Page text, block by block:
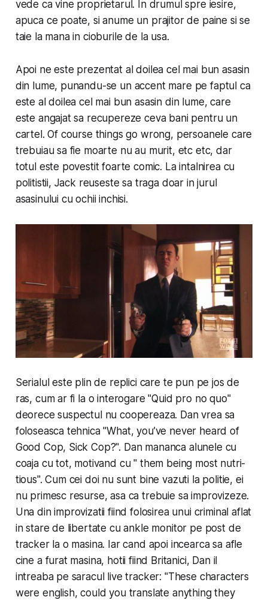
vede ca vine pro­pri­etarul. In drumul spre iesire,
apuca ce poate, si anume un prajitor de paine si se
taie la mana in cioburile de la usa.
Apoi ne este prezentat al doilea cel mai bun asasin
din lume, punandu-se un accent mare pe faptul ca
este al doilea cel mai bun asasin din lume, care
este angajat sa recupereze ceva bani pentru un
cartel. Of course things go wrong, persoanele care
trebuiau sa fie moarte nu au murit, etc etc, dar
totul este povestit foarte comic. La intalnirea cu
politistii, Jack reuseste sa traga doar in jurul
asasinului cu ochii inchisi.
Serialul este plin de replici care te pun pe jos de
ras, cum ar fi la o interogare "Quid pro no quo"
deorece suspectul nu coopereaza. Dan vrea sa
foloseasca tehnica "What, you’ve never heard of
Good Cop, Sick Cop?". Dan mananca alunele cu
coaja cu tot, motivand cu " them being most nu­tri­
tious". Cum cei doi nu sunt bine vazuti la politie, ei
nu primesc resurse, asa ca trebuie sa im­provizeze.
Una din im­proviza­tii fiind folosirea unui criminal aflat
in stare de libertate cu ankle monitor pe post de
tracker la o masina. Iar cand apoi incearca sa afle
cine a furat masina, hotii fiind Britanici, Dan il
intreaba pe saracul live tracker: "These characters
were english, could you translate anything they